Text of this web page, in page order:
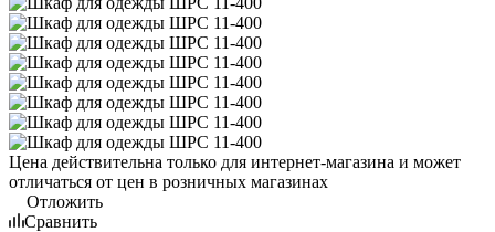
Цена действительна только для интернет-магазина и может
отличаться от цен в розничных магазинах
Отложить
Сравнить